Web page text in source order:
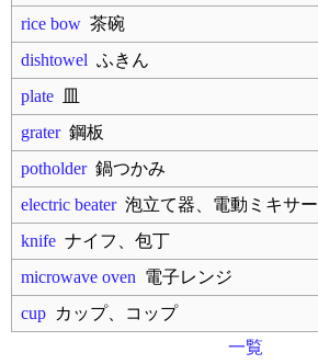
rice bow 茶碗
dishtowel ふきん
plate 皿
grater鋼板
potholder鍋つかみ
electric beater泡立て器、電動ミキサー
knife ナイフ、包丁
microwave oven 電子レンジ
cup カップ、コップ
一覧